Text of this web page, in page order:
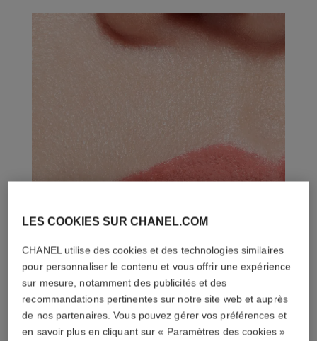
LES COOKIES SUR CHANEL.COM
CHANEL utilise des cookies et des technologies similaires
pour personnaliser le contenu et vous offrir une expérience
sur mesure, notamment des publicités et des
recommandations pertinentes sur notre site web et auprès
de nos partenaires. Vous pouvez gérer vos préférences et
en savoir plus en cliquant sur « Paramètres des cookies »